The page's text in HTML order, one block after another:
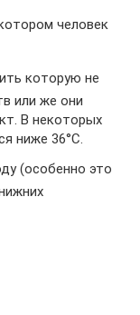
человек
которую не
или же они
В некоторых
ниже 36°C.
(особенно это